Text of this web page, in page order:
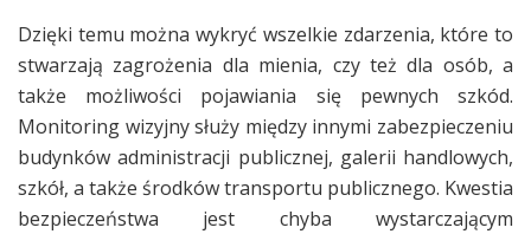
Dzięki temu można wykryć wszelkie zdarzenia, które to
stwarzają zagrożenia dla mienia, czy też dla osób, a
także możliwości pojawiania się pewnych szkód.
Monitoring wizyjny służy między innymi zabezpieczeniu
budynków administracji publicznej, galerii handlowych,
szkół, a także środków transportu publicznego. Kwestia
bezpieczeństwa jest chyba wystarczającym